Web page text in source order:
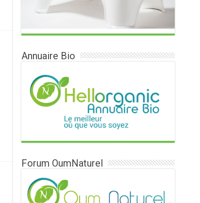
Annuaire Bio
Forum OumNaturel